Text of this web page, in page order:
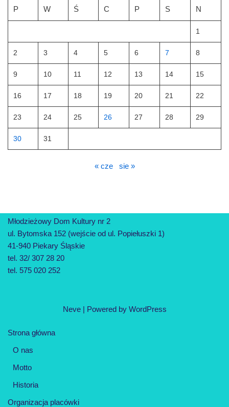
P W Ś C P S N
1
2 3 4 5 6 7 8
9 10 11 12 13 14 15
16 17 18 19 20 21 22
23 24 25 26 27 28 29
30 31
« cze sie »
Młodzieżowy Dom Kultury nr 2
ul. Bytomska 152 (wejście od ul. Popiełuszki 1)
41-940 Piekary Śląskie
tel. 32/ 307 28 20
tel. 575 020 252
Neve| Powered by WordPress
Strona główna
O nas
Motto
Historia
Organizacja placówki